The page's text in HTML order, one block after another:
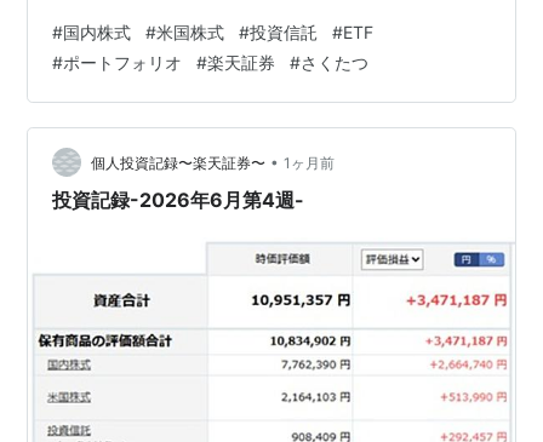
株式ETF 2株（単価$47.680/為替レート¥162.820）約定
日：2026年7月2日 ＜投資信託＞ ・買付：eMAXIS Slim
先進国債券インデックス 2,000円 約定日：2026年7月2
日 ・買付：eMAXIS Slim米国株式（S&P500）5,000…
#国内株式 #米国株式 #投資信託 #ETF
#ポートフォリオ #楽天証券 #さくたつ
個人投資記録〜楽天証券〜 • 1ヶ月前
投資記録-2026年6月第4週-